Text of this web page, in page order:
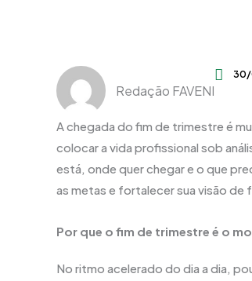
Redação FAVENI
A chegada do fim de trimestre é
colocar a vida profissional sob
está, onde quer chegar e o que
as metas e fortalecer sua visão de
Por que o fim de trimestre é o
No ritmo acelerado do dia a dia,